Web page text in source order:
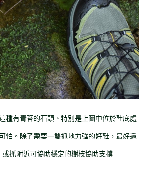
種有青苔的石頭、特別是上圖中位於鞋底處
怕。除了需要一雙抓地力強的好鞋，最好還
抓附近可協助穩定的樹枝協助支撐